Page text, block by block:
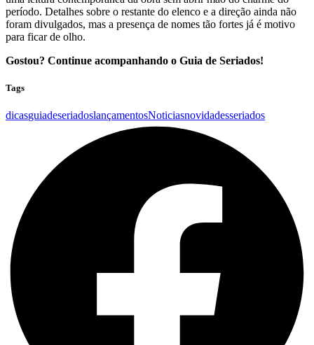
período. Detalhes sobre o restante do elenco e a direção ainda não
foram divulgados, mas a presença de nomes tão fortes já é motivo
para ficar de olho.
Gostou? Continue acompanhando o Guia de Seriados!
Tags
dicasguiadeseriadoslançamentosNoticiasnovidadesseriados